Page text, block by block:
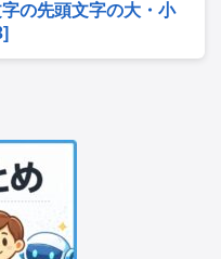
の先頭文字の大・小